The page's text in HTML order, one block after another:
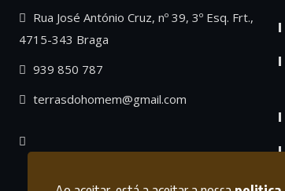
Rua José António Cruz, nº 39, 3º Esq. Frt.,
4715-343 Braga
939 850 787
terrasdohomem@gmail.com